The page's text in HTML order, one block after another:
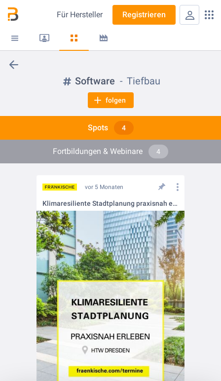
Für Hersteller Registrieren
Software Tiefbau
folgen
Spots 4
Fortbildungen & Webinare 4
vor 5 Monaten
Klimaresiliente Stadtplanung praxisnah erleben